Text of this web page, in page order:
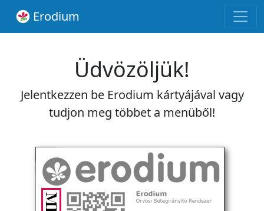
Erodium
Üdvözöljük!
Jelentkezzen be Erodium kártyájával vagy
tudjon meg többet a menüből!